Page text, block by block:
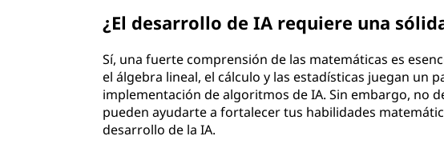
¿El desarrollo de IA requiere una
Sí, una fuerte comprensión de las matemáticas es
el álgebra lineal, el cálculo y las estadísticas juegan un
implementación de algoritmos de IA. Sin embargo, no
pueden ayudarte a fortalecer tus habilidades
desarrollo de la IA.